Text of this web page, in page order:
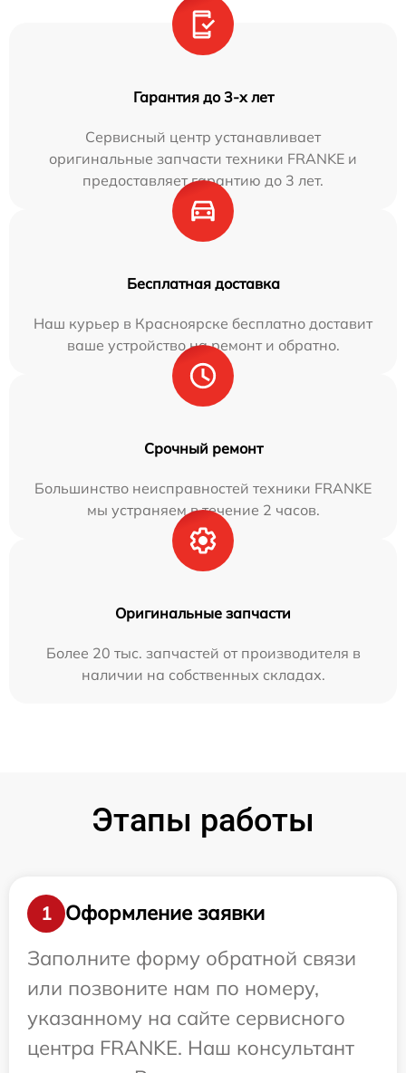
Гарантия до 3-х лет
Сервисный центр устанавливает
оригинальные запчасти техники FRANKE и
предоставляет гарантию до 3 лет.
Бесплатная доставка
Наш курьер в Красноярске бесплатно доставит
ваше устройство на ремонт и обратно.
Срочный ремонт
Большинство неисправностей техники FRANKE
мы устраняем в течение 2 часов.
Оригинальные запчасти
Более 20 тыс. запчастей от производителя в
наличии на собственных складах.
Этапы работы
1
Оформление заявки
Заполните форму обратной связи
или позвоните нам по номеру,
указанному на сайте сервисного
центра FRANKE. Наш консультант